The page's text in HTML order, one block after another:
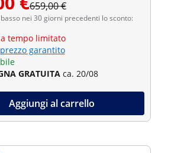
659,00 €
nei 30 giorni precedenti lo sconto:
tempo limitato
garantito
GRATUITA ca. 20/08
Aggiungi al carrello